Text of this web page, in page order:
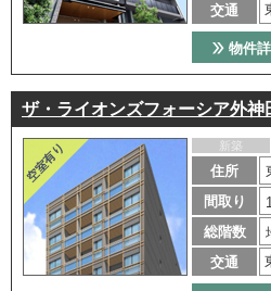
交通
物件
ザ・ライオンズフォーシア外神
新築
住所
間取り
総階数
交通